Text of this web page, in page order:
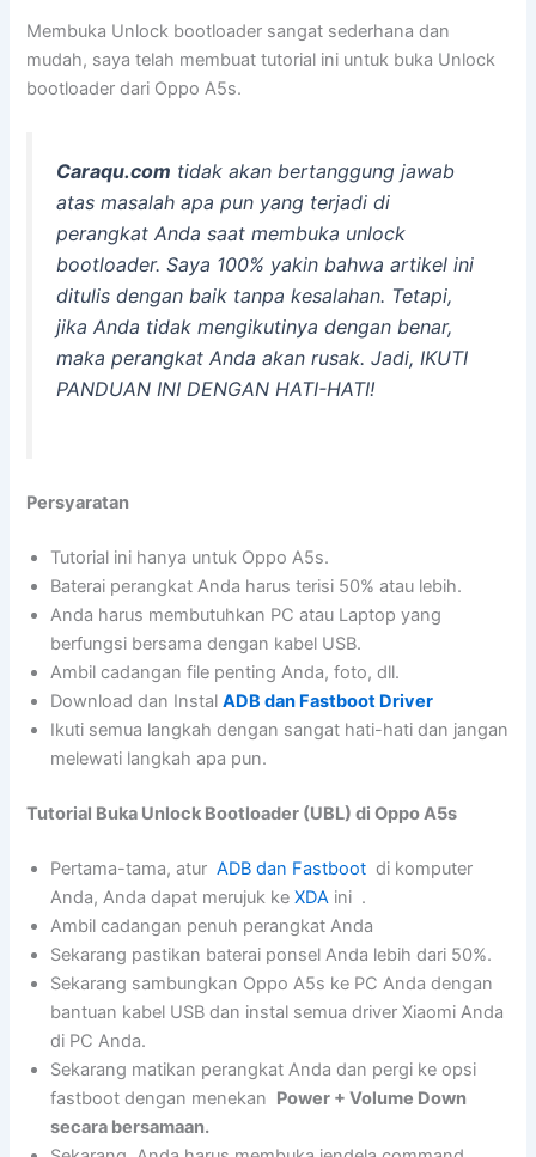
Membuka Unlock bootloader sangat sederhana dan
mudah, saya telah membuat tutorial ini untuk buka Unlock
bootloader dari Oppo A5s.
Caraqu.com tidak akan bertanggung jawab
atas masalah apa pun yang terjadi di
perangkat Anda saat membuka unlock
bootloader. Saya 100% yakin bahwa artikel ini
ditulis dengan baik tanpa kesalahan. Tetapi,
jika Anda tidak mengikutinya dengan benar,
maka perangkat Anda akan rusak. Jadi, IKUTI
PANDUAN INI DENGAN HATI-HATI!
Persyaratan
Tutorial ini hanya untuk Oppo A5s.
Baterai perangkat Anda harus terisi 50% atau lebih.
Anda harus membutuhkan PC atau Laptop yang
berfungsi bersama dengan kabel USB.
Ambil cadangan file penting Anda, foto, dll.
Download dan InstalADB dan Fastboot Driver
Ikuti semua langkah dengan sangat hati-hati dan jangan
melewati langkah apa pun.
Tutorial Buka Unlock Bootloader (UBL) di Oppo A5s
Pertama-tama, aturADB dan Fastboot di komputer
Anda, Anda dapat merujuk keXDA ini .
Ambil cadangan penuh perangkat Anda
Sekarang pastikan baterai ponsel Anda lebih dari 50%.
Sekarang sambungkan Oppo A5s ke PC Anda dengan
bantuan kabel USB dan instal semua driver Xiaomi Anda
di PC Anda.
Sekarang matikan perangkat Anda dan pergi ke opsi
fastboot dengan menekan Power + Volume Down
secara bersamaan.